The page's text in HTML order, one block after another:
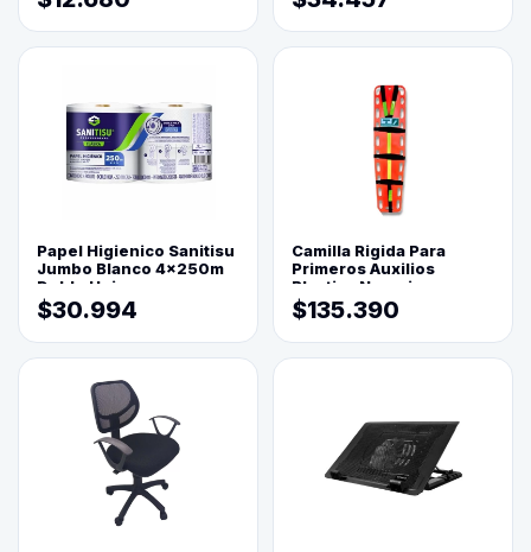
Papel Higienico Sanitisu
Jumbo Blanco 4x250m
Doble Hoja
$30.994
Camilla Rigida Para
Primeros Auxilios
Plastica Naranja
$135.390